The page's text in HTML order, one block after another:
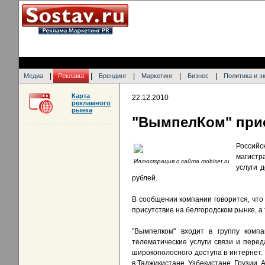
Медиа Реклама Брендинг Маркетинг Бизнес Политика и
22.12.2010
"ВымпелКом"
Иллюстрация с сайта mobiset.ru
услуги
рублей.
В сообщении компании говорится,
присутствие на белгородском рынке,
"Вымпелком" входит в группу
телематические услуги связи и
широкополосного доступа в
в Таджикистане, Узбекистане,
Карта
рекламного
рынка